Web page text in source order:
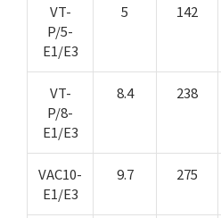
VT-
P/5-
E1/E3
5 142
VT-
P/8-
E1/E3
8.4 238
VAC10-
E1/E3
9.7 275